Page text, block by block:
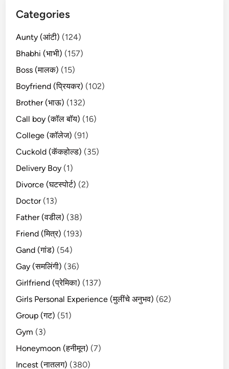
Categories
Aunty (आंटी) (124)
Bhabhi (भाभी) (157)
Boss (मालक) (15)
Boyfriend (प्रियकर) (102)
Brother (भाऊ) (132)
Call boy (कॉल बॉय) (16)
College (कॉलेज) (91)
Cuckold (कॅकहोल्ड) (35)
Delivery Boy (1)
Divorce (घटस्पोर्ट) (2)
Doctor(13)
Father (वडील) (38)
Friend (मित्र) (193)
Gand (गांड) (54)
Gay (समलिंगी) (36)
Girlfriend (प्रेमिका) (137)
Girls Personal Experience (मुलींचे अनुभव) (62)
Group (गट) (51)
Gym (3)
Honeymoon (हनीमून) (7)
Incest (नातलग) (380)